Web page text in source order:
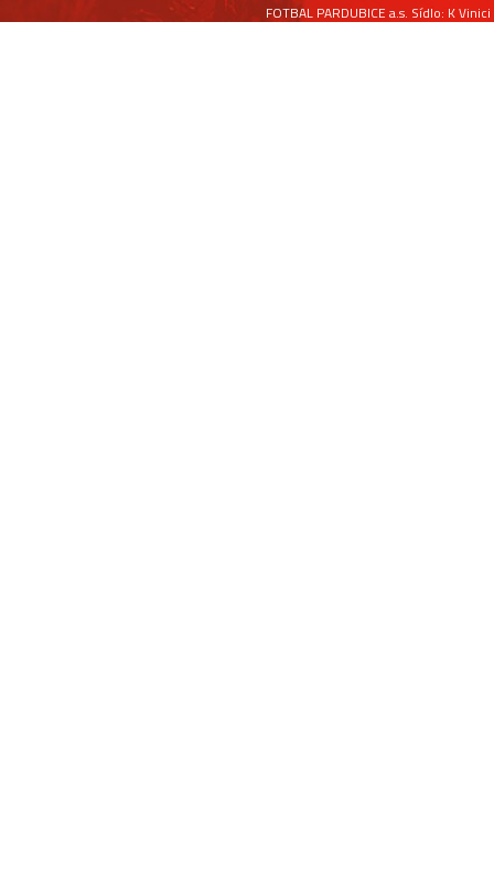
FOTBAL PARDUBICE a.s. Sídlo: K